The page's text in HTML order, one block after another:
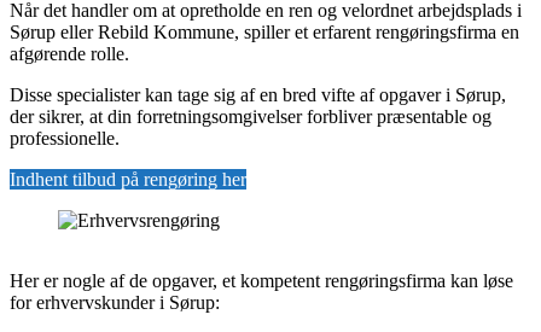
Når det handler om at opretholde en ren og velordnet arbejdsplads i
Sørup eller Rebild Kommune, spiller et erfarent rengøringsfirma en
afgørende rolle.
Disse specialister kan tage sig af en bred vifte af opgaver i Sørup,
der sikrer, at din forretningsomgivelser forbliver præsentable og
professionelle.
Indhent tilbud på rengøring her
Her er nogle af de opgaver, et kompetent rengøringsfirma kan løse
for erhvervskunder i Sørup: